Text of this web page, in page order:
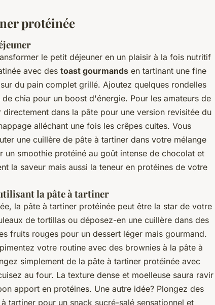
protéinée
le petit déjeuner en un plaisir à la fois nutritif
avec des toast gourmands en tartinant une fine
du pain complet grillé. Ajoutez quelques rondelles
chia pour un boost d'énergie. Pour les amateurs de
dans la pâte pour une version revisitée du
alléchant une fois les crêpes cuites. Vous
une cuillère de pâte à tartiner dans votre mélange
smoothie protéiné au goût intense de chocolat et
la saveur mais aussi la teneur en protéines de votre
la pâte à tartiner
la pâte à tartiner protéinée peut être la star de votre
de tortillas ou déposez-en une cuillère dans des
fruits rouges pour un dessert léger mais gourmand.
votre routine avec des brownies à la pâte à
simplement de la pâte à tartiner protéinée avec
au four. La texture dense et moelleuse saura ravir
apport en protéines. Une autre idée? Plongez des
tartiner pour un snack sucré-salé sensationnel et